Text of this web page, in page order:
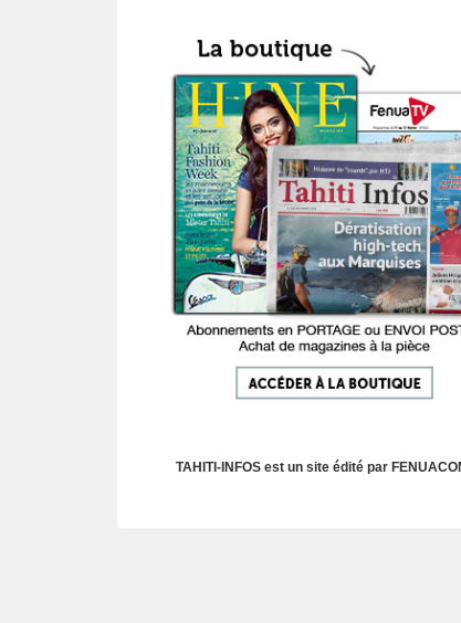
TAHITI-INFOS est un site édité par